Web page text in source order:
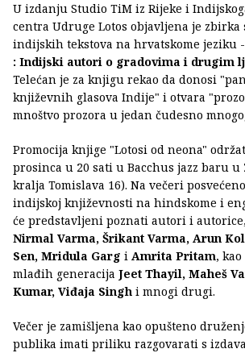
U izdanju Studio TiM iz Rijeke i
centra Udruge Lotos objavljena je
indijskih tekstova na hrvatskome jeziku
: Indijski autori o gradovima i drugim
Telećan je za knjigu rekao da donosi
književnih glasova Indije" i otvara
mnoštvo prozora u jedan čudesno
Promocija knjige "Lotosi od neona"
prosinca u 20 sati u Bacchus jazz baru u
kralja Tomislava 16). Na večeri
indijskoj književnosti na hindskome i
će predstavljeni poznati autori i
Nirmal Varma, Šrikant Varma, Arun
Sen, Mridula Garg i Amrita Pritam,
mlađih generacija Jeet Thayil, Maheš
Kumar, Viđaja Singh i mnogi drugi.
Večer je zamišljena kao opušteno
publika imati priliku razgovarati s